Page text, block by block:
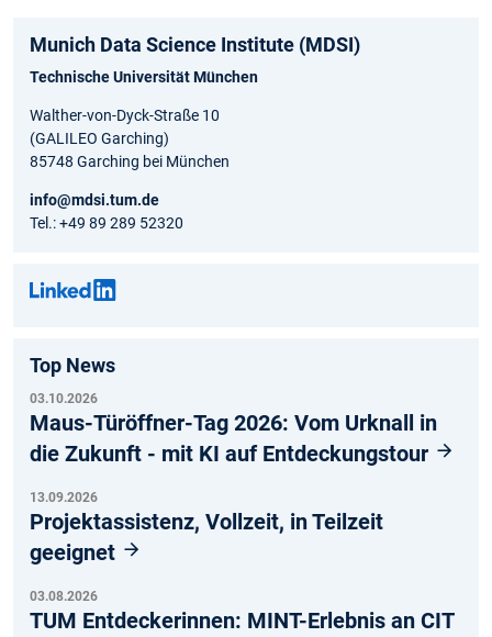
Munich Data Science Institute (MDSI)
Technische Universität München
Walther-von-Dyck-Straße 10
(GALILEO Garching)
85748 Garching bei München
info@mdsi.tum.de
Tel.: +49 89 289 52320
Top News
03.10.2026
Maus-Türöffner-Tag 2026: Vom Urknall in
die Zukunft - mit KI auf Entdeckungstour
13.09.2026
Projektassistenz, Vollzeit, in Teilzeit
geeignet
03.08.2026
TUM Entdeckerinnen: MINT-Erlebnis an CIT